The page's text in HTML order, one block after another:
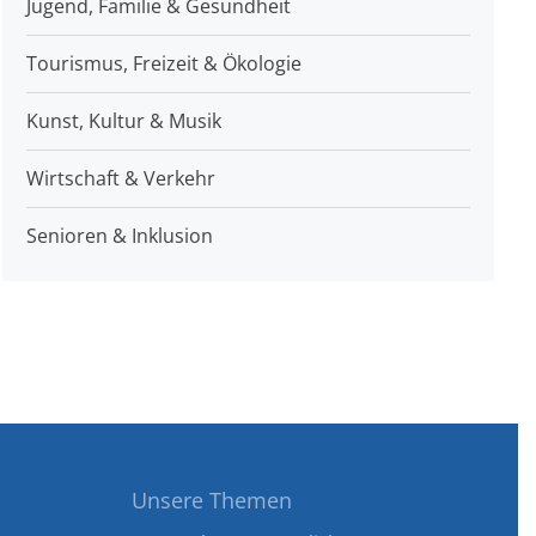
Jugend, Familie & Gesundheit
Tourismus, Freizeit & Ökologie
Kunst, Kultur & Musik
Wirtschaft & Verkehr
Senioren & Inklusion
Unsere Themen